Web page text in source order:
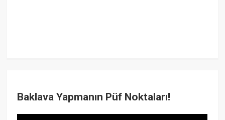
Baklava Yapmanın Püf Noktaları!